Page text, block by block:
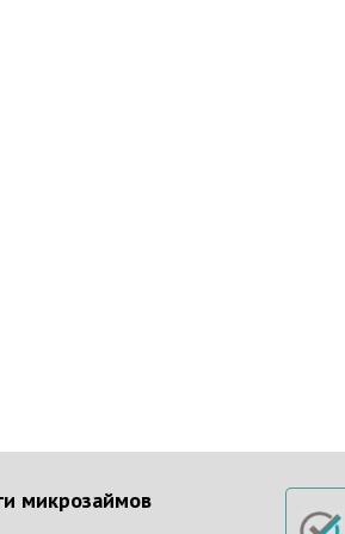
микрозаймов